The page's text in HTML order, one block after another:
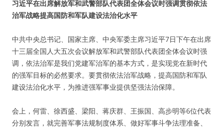
习近平在出席解放军和武警部队代表团全体会议时强调贯彻依法
治军战略提高国防和军队建设法治化水平
中共中央总书记、国家主席、中央军委主席习近平7日下午在出席
十三届全国人大五次会议解放军和武警部队代表团全体会议时强
调，依法治军是我们党建军治军的基本方式，是实现党在新时代
的强军目标的必然要求。要贯彻依法治军战略，提高国防和军队
建设法治化水平，为推进强军事业提供坚强法治保障。
会上，何雷、徐西盛、梁阳、蒋庆群、王振国、高步明等6位代表
分别发言，就完善军事法规制度体系、做好军事斗争法理准备、